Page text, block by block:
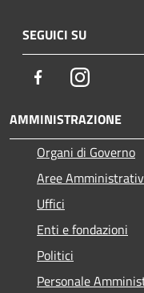
SEGUICI SU
FacebookInstagram
AMMINISTRAZIONE
Organi di Governo
Aree
Uffici
Enti e fondazioni
Politici
Personale